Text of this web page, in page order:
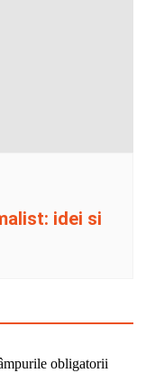
idei si
obligatorii